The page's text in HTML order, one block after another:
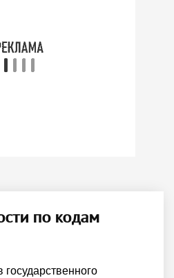
по кодам
государственного